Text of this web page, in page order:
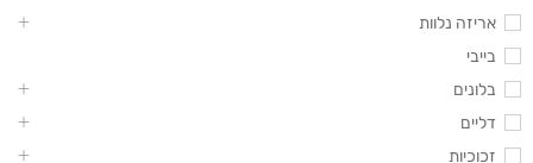
אריזה נלוות
בייבי
בלונים
דליים
זכוכיות